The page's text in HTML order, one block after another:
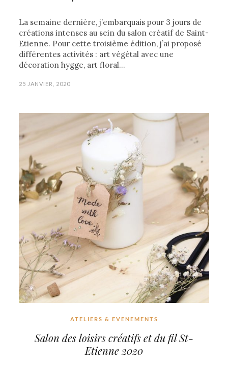
La semaine dernière, j’embarquais pour 3 jours de
créations intenses au sein du salon créatif de Saint-
Etienne. Pour cette troisième édition, j’ai proposé
différentes activités : art végétal avec une
décoration hygge, art floral…
25 JANVIER, 2020
ATELIERS & EVENEMENTS
Salon des loisirs créatifs et du fil St-
Etienne 2020